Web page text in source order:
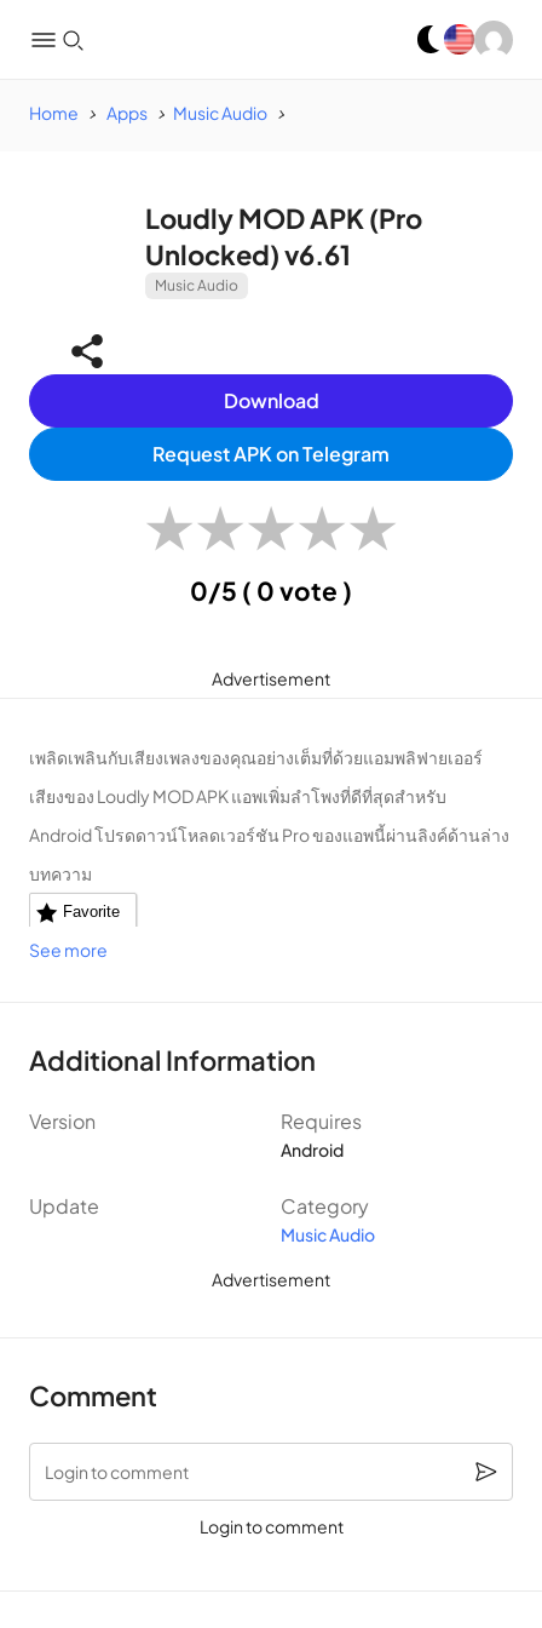
Home Apps Music Audio
Loudly MOD APK (Pro
Unlocked) v6.61
Music Audio
Download
Request APK on Telegram
★★★★★
0/5 ( 0 vote )
Advertisement
เพลิดเพลินกับเสียงเพลงของคุณอย่างเต็มที่ด้วยแอมพลิฟายเออร์
เสียงของ Loudly MOD APK แอพเพิ่มลำโพงที่ดีที่สุดสำหรับ
Android โปรดดาวน์โหลดเวอร์ชัน Pro ของแอพนี้ผ่านลิงค์ด้านล่าง
บทความ
Favorite
See more
Additional Information
Version Requires
Android
Update Category
Music Audio
Advertisement
Comment
Login to comment
Login to comment